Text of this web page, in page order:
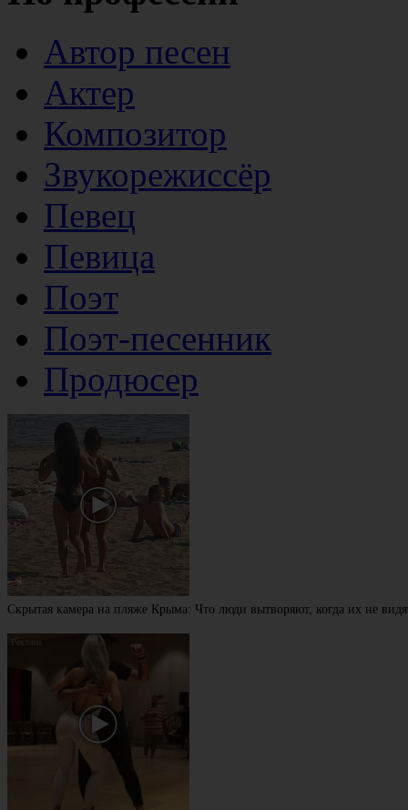
Автор песен
Актер
Композитор
Звукорежиссёр
Певец
Певица
Поэт
Поэт-песенник
Продюсер
Скрытая камера на пляже Крыма: Что люди вытворяют, когда их не